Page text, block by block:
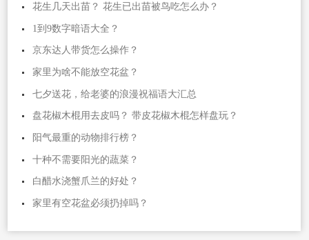
花生几天出苗？ 花生已出苗被鸟吃怎么办？
1到9数字暗语大全？
京东达人带货怎么操作？
家里为啥不能放空花盆？
七夕送花，给老婆的浪漫祝福语大汇总
盘花椒木棍用去皮吗？ 带皮花椒木棍怎样盘玩？
阳气最重的动物排行榜？
十种不需要阳光的蔬菜？
白醋水浇蟹爪兰的好处？
家里有空花盆必须扔掉吗？